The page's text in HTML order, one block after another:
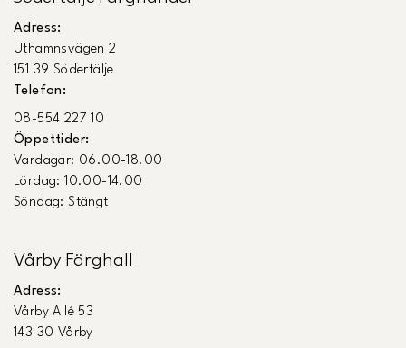
Adress:
Uthamnsvägen 2
151 39 Södertälje
Telefon:
08-554 227 10
Öppettider:
Vardagar: 06.00-18.00
Lördag: 10.00-14.00
Söndag: Stängt
Vårby Färghall
Adress:
Vårby Allé 53
143 30 Vårby